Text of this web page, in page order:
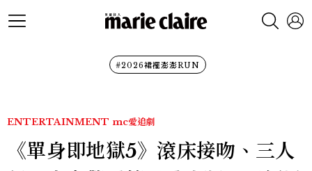
#2026裙襬澎澎RUN
ENTERTAINMENT mc愛追劇
《單身即地獄5》滾床接吻、三人